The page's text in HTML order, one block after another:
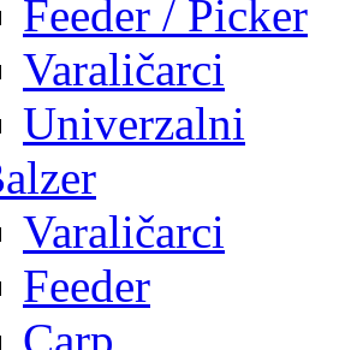
Feeder / Picker
Varaličarci
Univerzalni
Varaličarci
Feeder